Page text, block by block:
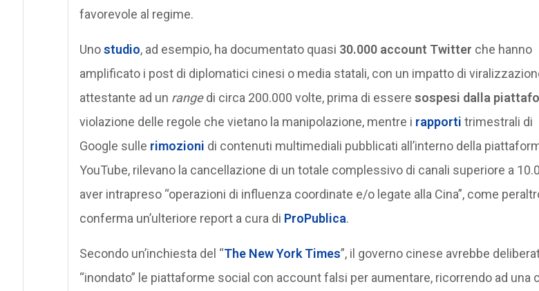
favorevole al regime.
Unostudio, ad esempio, ha documentato quasi 30.000 account Twitter che hanno
amplificato i post di diplomatici cinesi o media statali, con un impatto di
attestante ad un rangedi circa 200.000 volte, prima di essere sospesi dalla
violazione delle regole che vietano la manipolazione, mentre i rapporti trimestrali di
Google sulle rimozioni di contenuti multimediali pubblicati all’interno della
YouTube, rilevano la cancellazione di un totale complessivo di canali superiore a
aver intrapreso “operazioni di influenza coordinate e/o legate alla Cina”, come
conferma un’ulteriore report a cura di ProPublica.
Secondo un’inchiesta del “The New York Times”, il governo cinese avrebbe
“inondato” le piattaforme social con account falsi per aumentare, ricorrendo ad una